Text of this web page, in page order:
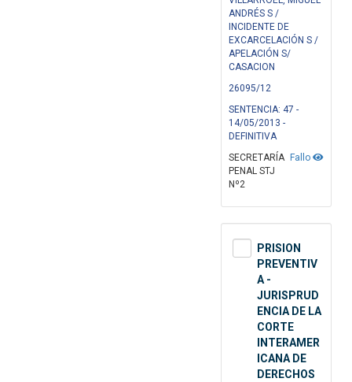
ANDRÉS S /
INCIDENTE DE
EXCARCELACIÓN S /
APELACIÓN S/
CASACION
26095/12
SENTENCIA: 47 -
14/05/2013 -
DEFINITIVA
Fallo
SECRETARÍA
PENAL STJ
Nº2
PRISION
PREVENTIV
A -
JURISPRUD
ENCIA DE LA
CORTE
INTERAMER
ICANA DE
DERECHOS